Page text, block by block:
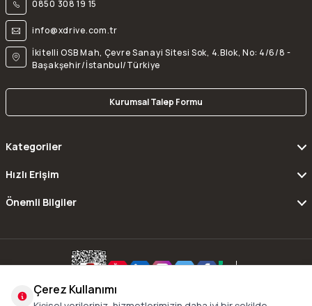
0850 308 19 15
info@xdrive.com.tr
İkitelli OSB Mah, Çevre Sanayi Sitesi Sok, 4.Blok, No: 4/6/8 -
Başakşehir/İstanbul/Türkiye
Kurumsal Talep Formu
Kategoriler
Hızlı Erişim
Önemli Bilgiler
Çerez Kullanımı